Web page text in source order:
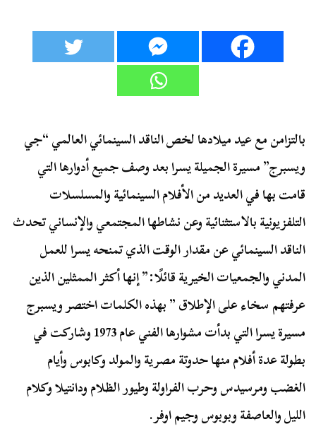
بالتزامن مع عيد ميلادها لخص الناقد السينمائي العالمي “جي
ويسبرج” مسيرة الجميلة يسرا بعد وصف جميع أدوارها التي
قامت بها في العديد من الأفلام السينمائية والمسلسلات
التلفزيونية بالاستثنائية وعن نشاطها المجتمعي والإنساني تحدث
الناقد السينمائي عن مقدار الوقت الذي تمنحه يسرا للعمل
المدني والجمعيات الخيرية قائلًا:” إنها أكثر الممثلين الذين
عرفتهم سخاء على الإطلاق ” بهذه الكلمات اختصر ويسبرج
مسيرة يسرا التي بدأت مشوارها الفني عام 1973 وشاركت في
بطولة عدة أفلام منها حدوتة مصرية والمولد وكابوس وأيام
الغضب ومرسيدس وحرب الفراولة وطيور الظلام ودانتيلا وكلام
الليل والعاصفة وبوبوس وجيم اوفر.